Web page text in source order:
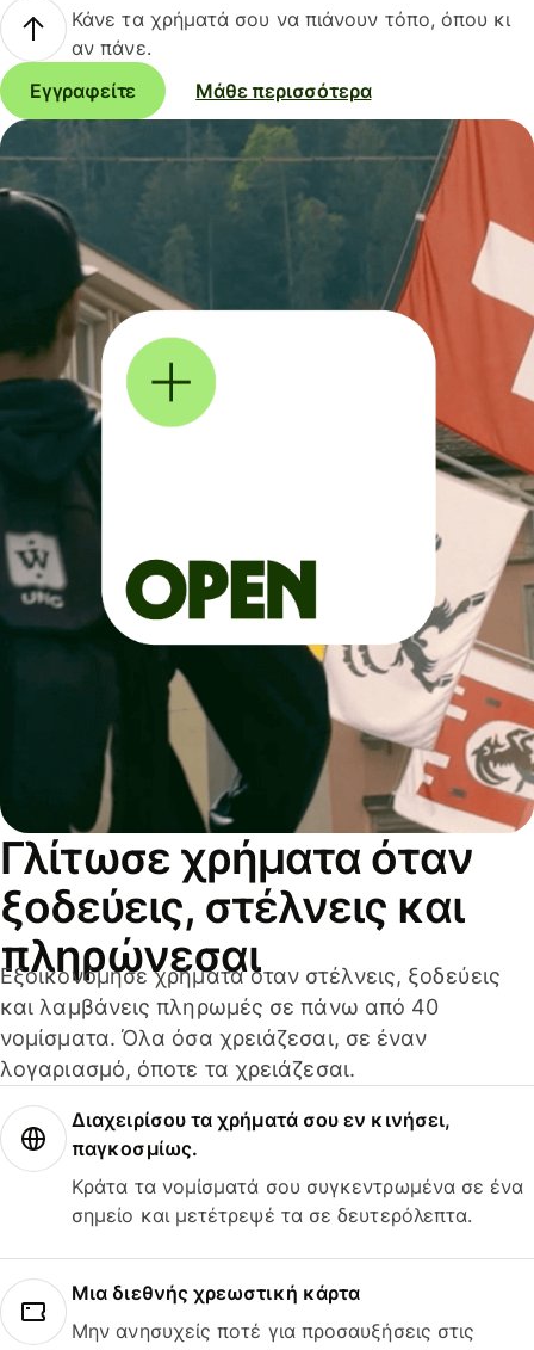
Κάνε τα χρήματά σου να πιάνουν τόπο, όπου κι
αν πάνε.
Εγγραφείτε
Μάθε περισσότερα
Γλίτωσε χρήματα όταν
ξοδεύεις, στέλνεις και
πληρώνεσαι
Εξοικονόμησε χρήματα όταν στέλνεις, ξοδεύεις
και λαμβάνεις πληρωμές σε πάνω από 40
νομίσματα. Όλα όσα χρειάζεσαι, σε έναν
λογαριασμό, όποτε τα χρειάζεσαι.
Διαχειρίσου τα χρήματά σου εν κινήσει,
παγκοσμίως.
Κράτα τα νομίσματά σου συγκεντρωμένα σε ένα
σημείο και μετέτρεψέ τα σε δευτερόλεπτα.
Μια διεθνής χρεωστική κάρτα
Μην ανησυχείς ποτέ για προσαυξήσεις στις